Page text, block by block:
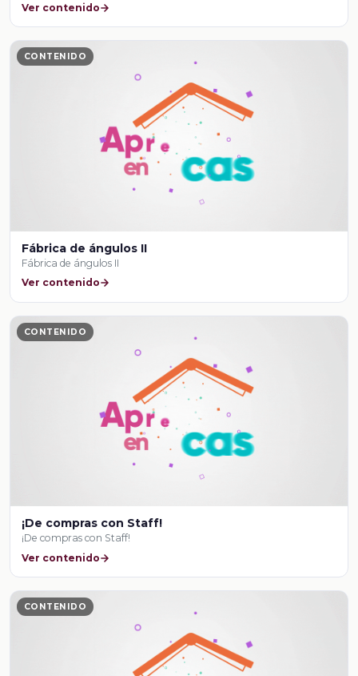
Ver contenido
CONTENIDO
Fábrica de ángulos II
Fábrica de ángulos II
Ver contenido
CONTENIDO
¡De compras con Staff!
¡De compras con Staff!
Ver contenido
CONTENIDO